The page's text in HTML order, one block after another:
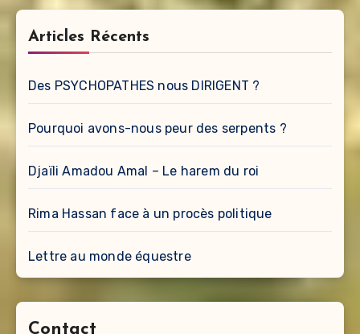
Articles Récents
Des PSYCHOPATHES nous DIRIGENT ?
Pourquoi avons-nous peur des serpents ?
Djaïli Amadou Amal – Le harem du roi
Rima Hassan face à un procès politique
Lettre au monde équestre
Contact